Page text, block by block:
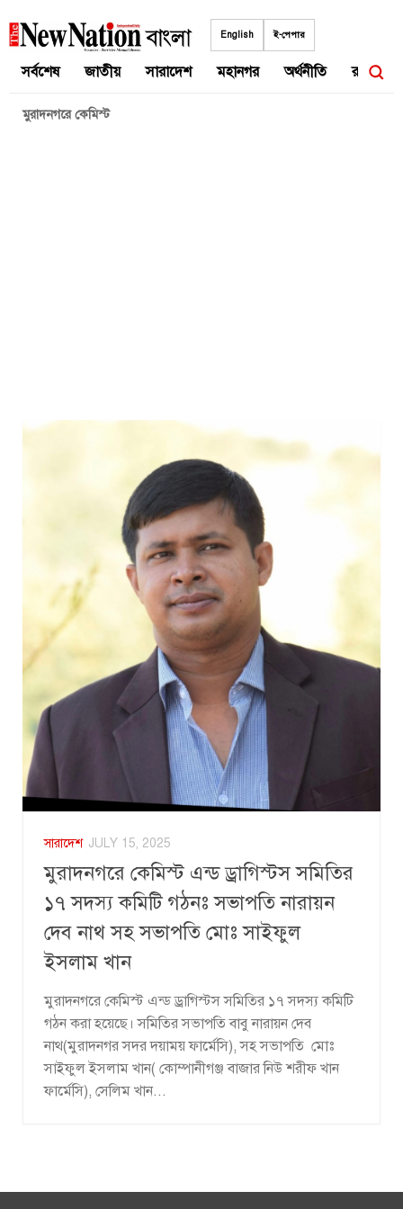
to
English ই-পেপার
সর্বশেষ জাতীয় সারাদেশ মহানগর অর্থনীতি রাজনীতি
মুরাদনগরে কেমিস্ট
সারাদেশ JULY 15, 2025
মুরাদনগরে কেমিস্ট এন্ড ড্রাগিস্টস সমিতির
১৭ সদস্য কমিটি গঠনঃ সভাপতি নারায়ন
দেব নাথ সহ সভাপতি মোঃ সাইফুল
ইসলাম খান
মুরাদনগরে কেমিস্ট এন্ড ড্রাগিস্টস সমিতির ১৭ সদস্য কমিটি
গঠন করা হয়েছে। সমিতির সভাপতি বাবু নারায়ন দেব
নাথ(মুরাদনগর সদর দয়াময় ফার্মেসি), সহ সভাপতি মোঃ
সাইফুল ইসলাম খান( কোম্পানীগঞ্জ বাজার নিউ শরীফ খান
ফার্মেসি), সেলিম খান...